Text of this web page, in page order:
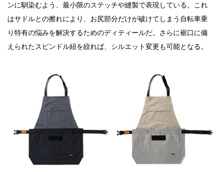
ンに馴染むよう、最小限のステッチや縫製で表現している。これ
はサドルとの擦れにより、お尻部分だけが破けてしまう自転車乗
り特有の悩みを解決するためのディティールだ。さらに裾口に備
えられたスピンドル紐を絞れば、シルエット変更も可能となる。